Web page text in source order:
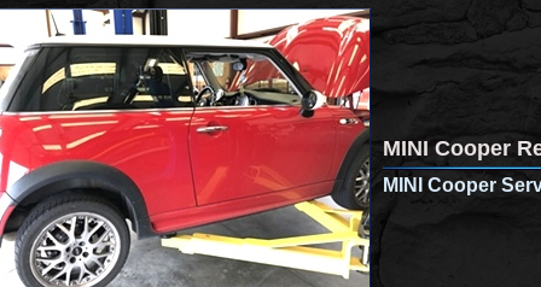
MINI Cooper
MINI Cooper